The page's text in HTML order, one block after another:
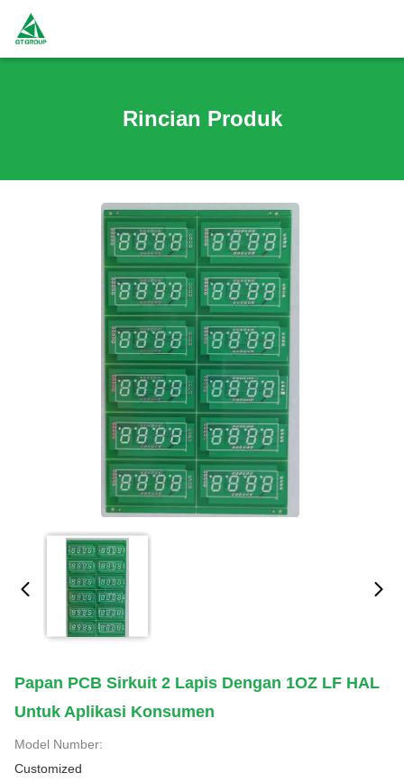
Rincian Produk
Papan PCB Sirkuit 2 Lapis Dengan 1OZ LF HAL
Untuk Aplikasi Konsumen
Model Number:
Customized